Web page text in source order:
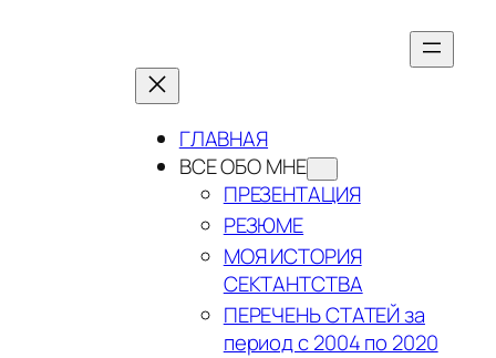
содержимому
ГЛАВНАЯ
ВСЕ ОБО МНЕ
ПРЕЗЕНТАЦИЯ
РЕЗЮМЕ
МОЯ ИСТОРИЯ
СЕКТАНТСТВА
ПЕРЕЧЕНЬ СТАТЕЙ за
период с 2004 по 2020